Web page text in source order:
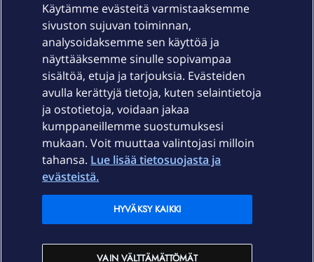
Laitteet & liittymät
Palvelut
Ajankohtaista
Elisa Oyj
In English
Käytämme evästeitä varmistaaksemme
sivuston sujuvan toiminnan,
analysoidaksemme sen käyttöä ja
näyttääksemme sinulle sopivampaa
sisältöä, etuja ja tarjouksia. Evästeiden
avulla kerättyjä tietoja, kuten selaintietoja
ja ostotietoja, voidaan jakaa
kumppaneillemme suostumuksesi
mukaan. Voit muuttaa valintojasi milloin
tahansa. Lue lisää tietosuojasta ja
evästeistä.
VAIN VÄLTTÄMÄTTÖMÄT
HYVÄKSY KAIKKI